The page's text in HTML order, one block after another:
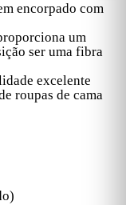
encorpado com
um
ser uma fibra
excelente
roupas de cama